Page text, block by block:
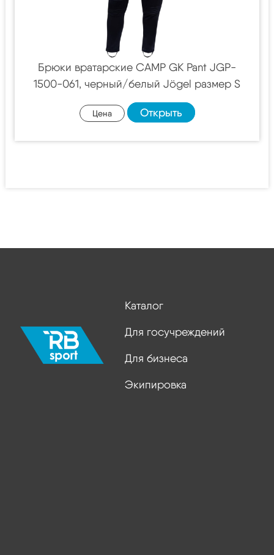
Брюки вратарские CAMP GK Pant JGP-
1500-061, черный/белый Jögel размер S
Цена Открыть
Каталог
Для госучреждений
Для бизнеса
Экипировка